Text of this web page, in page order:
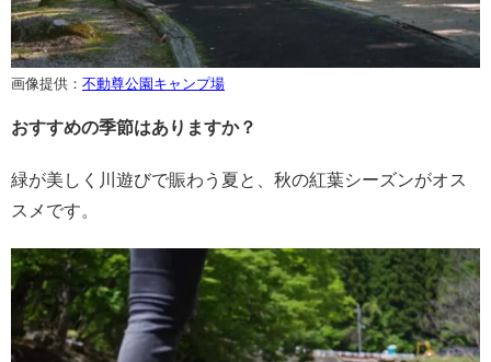
画像提供： 不動尊公園キャンプ場
おすすめの季節はありますか？
緑が美しく川遊びで賑わう夏と、秋の紅葉シーズンがオス
スメです。